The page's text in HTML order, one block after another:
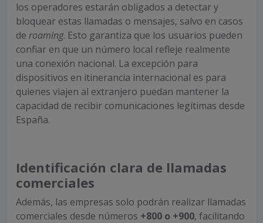
los operadores estarán obligados a detectar y
bloquear estas llamadas o mensajes, salvo en casos
de roaming. Esto garantiza que los usuarios pueden
confiar en que un número local refleje realmente
una conexión nacional. La excepción para
dispositivos en itinerancia internacional es para
quienes viajen al extranjero puedan mantener la
capacidad de recibir comunicaciones legítimas desde
España.
Identificación clara de llamadas
comerciales
Además, las empresas solo podrán realizar llamadas
comerciales desde números +800 o +900, facilitando